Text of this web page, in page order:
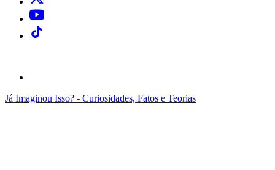
Já Imaginou Isso? - Curiosidades, Fatos e Teorias